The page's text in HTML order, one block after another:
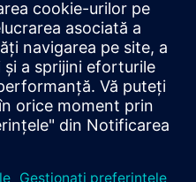
online